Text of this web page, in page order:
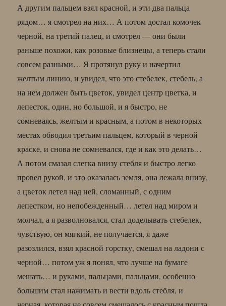
А другим пальцем взял красной, и эти два пальца
рядом… я смотрел на них… А потом достал комочек
черной, на третий палец, и смотрел — они были
раньше похожи, как розовые близнецы, а теперь стали
совсем разными… Я протянул руку и начертил
желтым линию, и увидел, что это стебелек, стебель, а
на нем должен быть цветок, увидел центр цветка, и
лепесток, один, но большой, и я быстро, не
сомневаясь, желтым и красным, а потом в некоторых
местах обводил третьим пальцем, который в черной
краске, и снова не сомневался, где и как это делать…
А потом смазал слегка внизу стебля и быстро легко
провел рукой, и это оказалась земля, она лежала внизу,
а цветок летел над ней, сломанный, с одним
лепестком, но непобежденный… летел над миром и
молчал, а я разволновался, стал доделывать стебелек,
чувствую, он мягкий, не получается, я даже
разозлился, взял красной горстку, смешал на ладони с
черной… потом уж я понял, что лучше на бумаге
мешать… и руками, пальцами, пальцами, особенно
большим стал нажимать и вести вдоль стебля, и